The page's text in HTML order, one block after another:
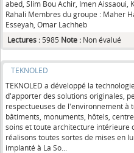
abed, Slim Bou Achir, Imen Aissaoui,
Rahali Membres du groupe : Maher
Esseyah, Omar Lachheb
Lectures :5985 Note : Non évalué
TEKNOLED
TEKNOLED a développé la
d'apporter des solutions originales,
respectueuses de l'environnement à
bâtiments, monuments, hôtels,
soins et toute architecture intérieure
réalisons toutes sortes de mises en
implanté à La So...